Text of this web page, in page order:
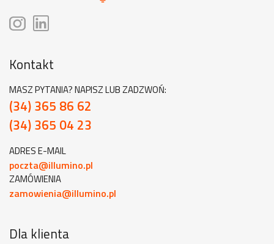
Kontakt
MASZ PYTANIA? NAPISZ LUB ZADZWOŃ:
(34) 365 86 62
(34) 365 04 23
ADRES E-MAIL
poczta@illumino.pl
ZAMÓWIENIA
zamowienia@illumino.pl
Dla klienta